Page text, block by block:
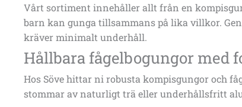
Vårt sortiment innehåller allt från en
barn kan gunga tillsammans på lika villkor.
kräver minimalt underhåll.
Hållbara fågelbogungor med
Hos Söve hittar ni robusta kompisgungor och
stommar av naturligt trä eller underhållsfritt